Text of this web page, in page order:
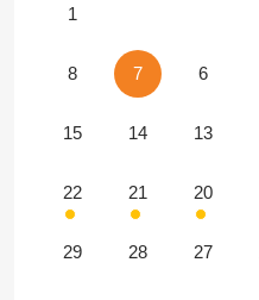
1
6
7
8
13
14
15
20
21
22
27
28
29